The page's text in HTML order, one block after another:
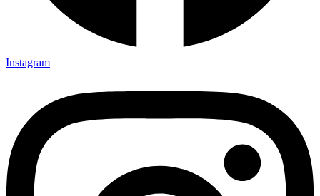
Instagram